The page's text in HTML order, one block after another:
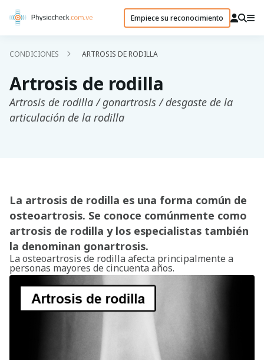
Empiece su reconocimiento
CONDICIONES ARTROSIS DE RODILLA
Artrosis de rodilla
Artrosis de rodilla / gonartrosis / desgaste de la
articulación de la rodilla
La artrosis de rodilla es una forma común de
osteoartrosis. Se conoce comúnmente como
artrosis de rodilla y los especialistas también
la denominan gonartrosis.
La osteoartrosis de rodilla afecta principalmente a
personas mayores de cincuenta años.